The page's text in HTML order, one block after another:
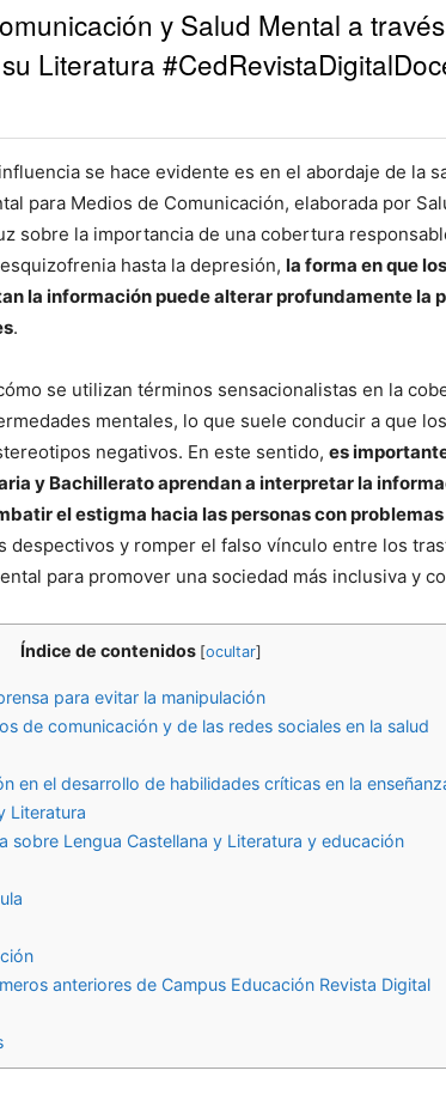
y Salud Mental a
Literatura
se hace evidente es en el abordaje de la
para Medios de Comunicación, elaborada por
sobre la importancia de una cobertura
hasta la depresión, la forma en que
la información puede alterar profundamente la
.
se utilizan términos sensacionalistas en la
mentales, lo que suele conducir a que
negativos. En este sentido, es
y Bachillerato aprendan a interpretar la
el estigma hacia las personas con
despectivos y romper el falso vínculo entre los
para promover una sociedad más inclusiva y
Índice de contenidos [ocultar]
para evitar la manipulación
de comunicación y de las redes sociales en la salud
en el desarrollo de habilidades críticas en la
Literatura
sobre Lengua Castellana y Literatura y educación
anteriores de Campus Educación Revista Digital